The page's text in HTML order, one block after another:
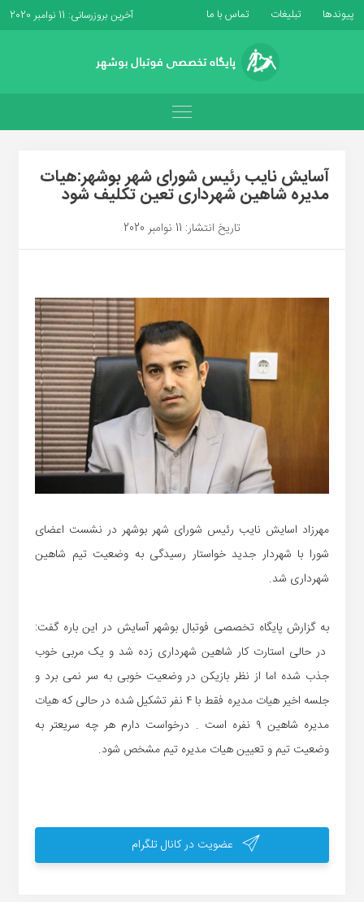
پیوندها تبلیغات تماس با ما آخرین بروزرسانی: 11 نوامبر 2020
آسایش نایب رئیس شورای شهر بوشهر:هیات
مدیره شاهین شهرداری تعین تکلیف شود
تاریخ انتشار: 11 نوامبر 2020
مهرزاد اسایش نایب رئیس شورای شهر بوشهر در نشست اعضای
شورا با شهردار جدید خواستار رسیدگی به وضعیت تیم شاهین
شهرداری شد.
به گزارش پایگاه تخصصی فوتبال بوشهر آسایش در این باره گفت:
در حالی استارت کار شاهین شهرداری زده شد و یک مربی خوب
جذب شده اما از نظر بازیکن در وضعیت خوبی به سر نمی برد و
جلسه اخیر هیات مدیره فقط با ۴ نفر تشکیل شده در حالی که هیات
مدیره شاهین ۹ نفره است . درخواست دارم هر چه سریعتر به
وضعیت تیم و تعیین هیات مدیره تیم مشخص شود.
عضویت در کانال تلگرام